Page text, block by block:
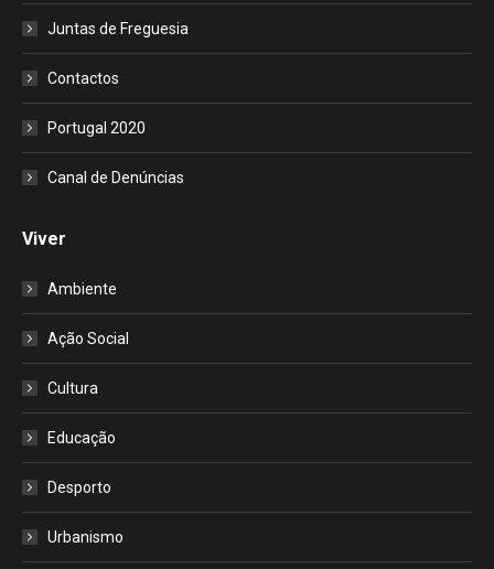
Juntas de Freguesia
Contactos
Portugal 2020
Canal de Denúncias
Viver
Ambiente
Ação Social
Cultura
Educação
Desporto
Urbanismo